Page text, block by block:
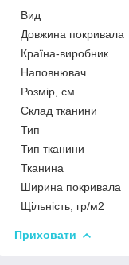
Вид
Довжина покривала
Країна-виробник
Наповнювач
Розмір, см
Склад тканини
Тип
Тип тканини
Тканина
Ширина покривала
Щільність, гр/м2
Приховати